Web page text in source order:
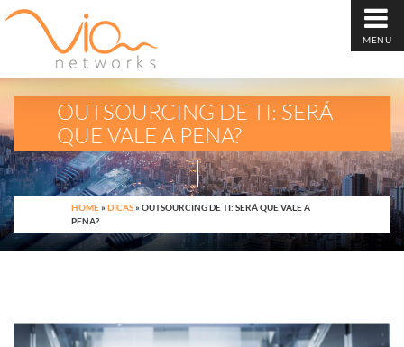
MENU
OUTSOURCING DE TI: SERÁ
QUE VALE A PENA?
HOME» DICAS» OUTSOURCING DE TI: SERÁ QUE VALE A
PENA?